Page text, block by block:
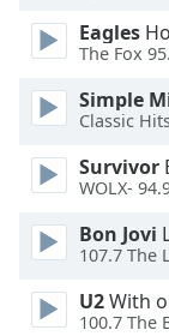
Opacity
Caption
Area
Color
Opacity
Font
Eagles
The Fox
Simple
Classic
Survivor
WOLX-
Bon Jovi
107.7 The
U2With
100.7 The